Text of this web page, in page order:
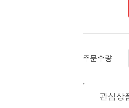
주문수량
관심상